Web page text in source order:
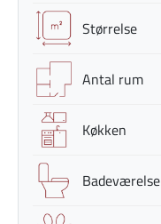
Størrelse
Antal rum
Køkken
Badeværelse